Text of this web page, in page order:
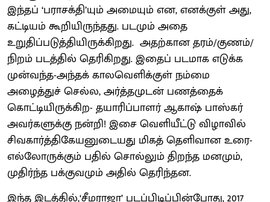
இந்தப் ‘பராசக்தி’யும் அமையும் என, எனக்குள் அது,
கட்டியம் கூறியிருந்தது. படமும் அதை
உறுதிப்படுத்தியிருக்கிறது. அதற்கான தரம்/குணம்/
நிறம் படத்தில் தெரிகிறது. இதைப் படமாக எடுக்க
முன்வந்த-அந்தக் காலவெளிக்குள் நம்மை
அழைத்துச் செல்ல, அர்த்தமுடன் பணத்தைக்
கொட்டியிருக்கிற- தயாரிப்பாளர் ஆகாஷ் பாஸ்கர்
அவர்களுக்கு நன்றி! இசை வெளியீட்டு விழாவில்
சிவகார்த்திகேயனுடையது மிகத் தெளிவான உரை-
எல்லோருக்கும் பதில் சொல்லும் திறந்த மனமும்,
முதிர்ந்த பக்குவமும் அதில் தெரிந்தன.
இந்த இடத்தில்,‘சீமராஜா’ படப்பிடிப்பின்போது, 2017